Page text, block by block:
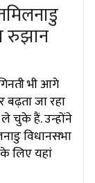
रुझान
भी आगे
जा रहा
ले चुके हैं. उन्होंने
विधानसभा
लिए यहां